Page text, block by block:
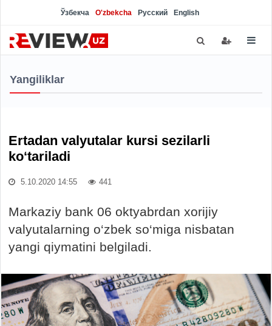
Ўзбекча O'zbekcha Русский English
Yangiliklar
Ertadan valyutalar kursi sezilarli
ko‘tariladi
5.10.2020 14:55 441
Markaziy bank 06 oktyabrdan xorijiy
valyutalarning o‘zbek so‘miga nisbatan
yangi qiymatini belgiladi.